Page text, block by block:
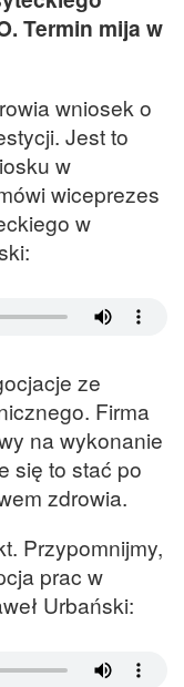
Termin mija w
wniosek o
Jest to
w
wiceprezes
w
ze
Firma
na wykonanie
się to stać po
zdrowia.
Przypomnijmy,
prac w
Urbański: